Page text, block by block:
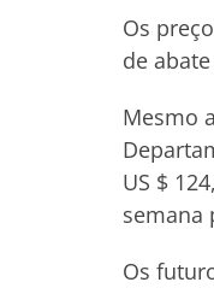
Os
de
Mesmo
US $
semana
Os